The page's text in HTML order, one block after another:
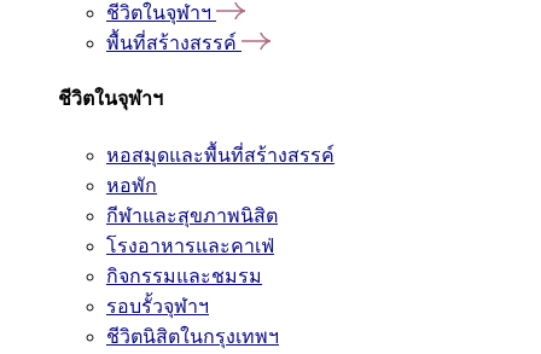
ชีวิตในจุฬาฯ
พื้นที่สร้างสรรค์
ชีวิตในจุฬาฯ
หอสมุดและพื้นที่สร้างสรรค์
หอพัก
กีฬาและสุขภาพนิสิต
โรงอาหารและคาเฟ่
กิจกรรมและชมรม
รอบรั้วจุฬาฯ
ชีวิตนิสิตในกรุงเทพฯ